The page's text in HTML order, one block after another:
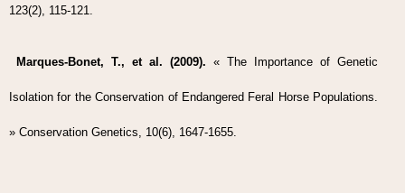
123(2), 115-121.
Marques-Bonet, T., et al. (2009). « The Importance of Genetic
Isolation for the Conservation of Endangered Feral Horse Populations.
» Conservation Genetics, 10(6), 1647-1655.